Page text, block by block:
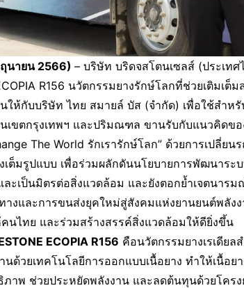
นายน 2566) – บริษัท บริดจสโตนเซลส์ (ประเท
R156 นวัตกรรมยางรักษ์โลกที่ช่วยเติมเ
ให้กับบริษัท ไทย สมายล์ บัส (จำกัด) เพื่อใช้สำห
เขตกรุงเทพฯ และปริมณฑล ขานรับกับแนวคิดขอ
The World รักเรารักษ์โลก” ด้วยการเปลี่ยน
เต็มรูปแบบ เพื่อร่วมผลักดันนโยบายการพัฒนา
ละเป็นมิตรต่อสิ่งแวดล้อม และยังตอกย้ำเจตนาร
างและการขนส่งยุคใหม่สู่สังคมแห่งยานยนต์พลังง
ไทย และร่วมสร้างสรรค์สิ่งแวดล้อมให้ดียิ่งขึ้น
ECOPIA R156 คือนวัตกรรมยางเรเดีย
นด้วยเทคโนโลยีการออกแบบเนื้อยาง ทำให้เนื้อย
ภาพ ช่วยประหยัดพลังงาน และลดต้นทุนด้วยโคร